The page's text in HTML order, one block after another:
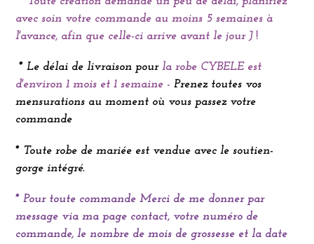
avec soin votre commande au moins 5 semaines à
l'avance, afin que celle-ci arrive avant le jour J!
* Le délai de livraison pour la robe CYBELE est
d'environ 1 mois et 1 semaine - Prenez toutes vos
mensurations au moment où vous passez votre
commande
* Toute robe de mariée est vendue avec le soutien-
gorge intégré.
* Pour toute commande Merci de me donner par
message via ma page contact, votre numéro de
commande, le nombre de mois de grossesse et la date